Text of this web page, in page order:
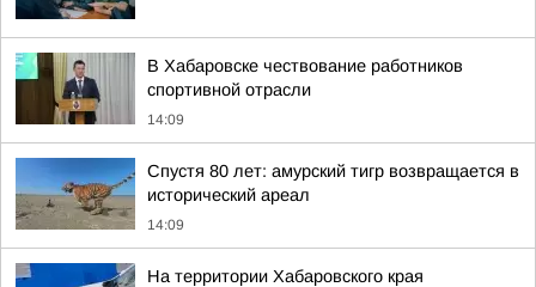
В Хабаровске чествование работников
спортивной отрасли
14:09
Спустя 80 лет: амурский тигр возвращается в
исторический ареал
14:09
На территории Хабаровского края